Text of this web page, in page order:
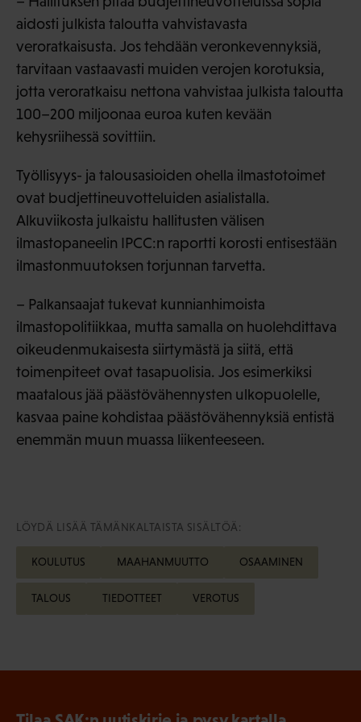
aidosti julkista taloutta vahvistavasta
veroratkaisusta. Jos tehdään veronkevennyksiä,
tarvitaan vastaavasti muiden verojen korotuksia,
jotta veroratkaisu nettona vahvistaa julkista taloutta
100–200 miljoonaa euroa kuten kevään
kehysriihessä sovittiin.
Työllisyys- ja talousasioiden ohella ilmastotoimet
ovat budjettineuvotteluiden asialistalla.
Alkuviikosta julkaistu hallitusten välisen
ilmastopaneelin IPCC:n raportti korosti entisestään
ilmastonmuutoksen torjunnan tarvetta.
– Palkansaajat tukevat kunnianhimoista
ilmastopolitiikkaa, mutta samalla on huolehdittava
oikeudenmukaisesta siirtymästä ja siitä, että
toimenpiteet ovat tasapuolisia. Jos esimerkiksi
maatalous jää päästövähennysten ulkopuolelle,
kasvaa paine kohdistaa päästövähennyksiä entistä
enemmän muun muassa liikenteeseen.
LÖYDÄ LISÄÄ TÄMÄNKALTAISTA SISÄLTÖÄ:
KOULUTUS MAAHANMUUTTO OSAAMINEN
TALOUS TIEDOTTEET VEROTUS